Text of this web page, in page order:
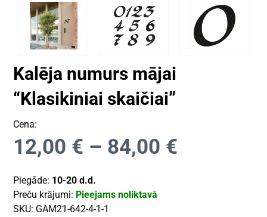
Kalēja numurs mājai
“Klasikiniai skaičiai”
Cena:
12,00 € – 84,00 €
Piegāde: 10-20 d.d.
Preču krājumi: Pieejams noliktavā
SKU: GAM21-642-4-1-1